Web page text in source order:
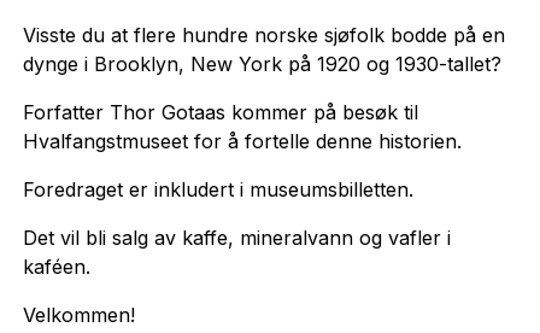
Visste du at flere hundre norske sjøfolk bodde på en
dynge i Brooklyn, New York på 1920 og 1930-tallet?
Forfatter Thor Gotaas kommer på besøk til
Hvalfangstmuseet for å fortelle denne historien.
Foredraget er inkludert i museumsbilletten.
Det vil bli salg av kaffe, mineralvann og vafler i
kaféen.
Velkommen!